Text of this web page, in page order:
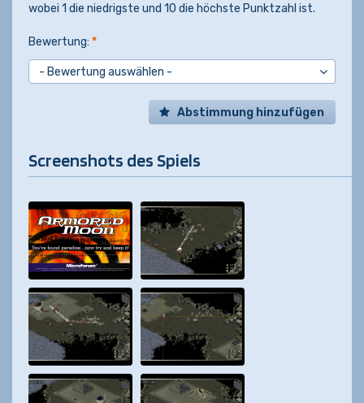
wobei 1 die niedrigste und 10 die höchste Punktzahl ist.
Bewertung: *
Abstimmung hinzufügen
Screenshots des Spiels